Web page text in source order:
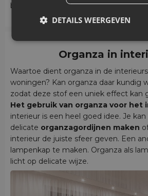
broche vormend.
Organza in
Waartoe dient organza in de
woningen? Kan organza daar kundig
zodat deze stof een uniek effect kan
Het gebruik van organza voor het
interieur is een heel goed idee. Je
delicate organzagordijnen maken
interieur de juiste sfeer geven. Een
lampenkap te maken. Organza als
licht op delicate wijze.
DETAILS WEERGEVEN